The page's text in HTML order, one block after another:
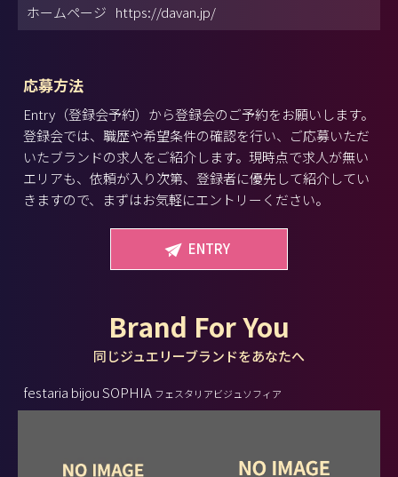
ホームページ https://davan.jp/
応募方法
Entry（登録会予約）から登録会のご予約をお願いします。
登録会では、職歴や希望条件の確認を行い、ご応募いただ
いたブランドの求人をご紹介します。現時点で求人が無い
エリアも、依頼が入り次第、登録者に優先して紹介してい
きますので、まずはお気軽にエントリーください。
ENTRY
Brand For You
同じジュエリーブランドをあなたへ
festaria bijou SOPHIA フェスタリアビジュソフィア